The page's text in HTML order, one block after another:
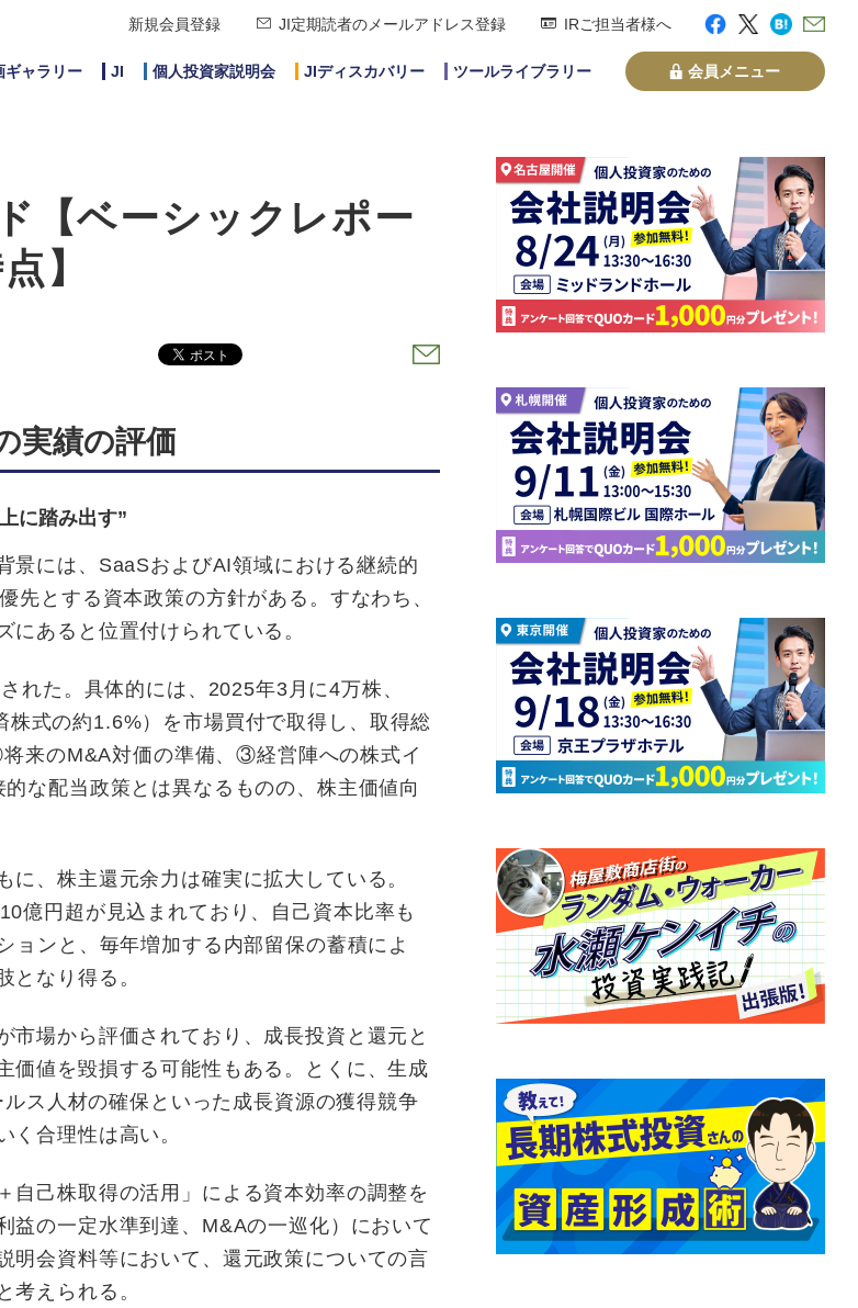
新規会員登録 JI定期読者のメールアドレス登録 IRご担当者様へ
ギャラリー JI 個人投資家説明会 JIディスカバリー ツールライブラリー 会員メニュー
【ベーシックレポー
】
実績の評価
に踏み出す”
には、SaaSおよびAI領域における継続的
先とする資本政策の方針がある。すなわち、
あると位置付けられている。
れた。具体的には、2025年3月に4万株、
式の約1.6%）を市場買付で取得し、取得総
来のM&A対価の準備、③経営陣への株式イ
な配当政策とは異なるものの、株主価値向
、株主還元余力は確実に拡大している。
億円超が見込まれており、自己資本比率も
ョンと、毎年増加する内部留保の蓄積によ
となり得る。
場から評価されており、成長投資と還元と
価値を毀損する可能性もある。とくに、生成
ス人材の確保といった成長資源の獲得競争
く合理性は高い。
自己株取得の活用」による資本効率の調整を
益の一定水準到達、M&Aの一巡化）において
明会資料等において、還元政策についての言
考えられる。